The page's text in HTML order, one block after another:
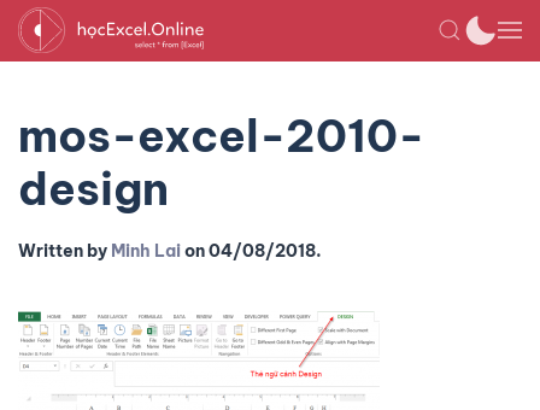
mos-excel-2010-
design
Written by Minh Laion04/08/2018.